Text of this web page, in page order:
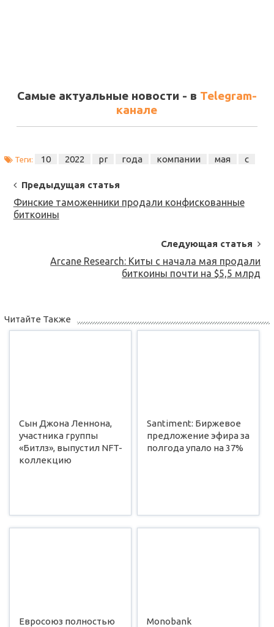
Самые актуальные новости - в Telegram-
канале
Теги: 10 2022 pr года компании мая с
Post
Navigation
Предыдущая статья
Финские таможенники продали конфискованные
биткоины
Следующая статья
Arcane Research: Киты с начала мая продали
биткоины почти на $5,5 млрд
Читайте Также
Сын Джона Леннона,
участника группы
«Битлз», выпустил NFT-
коллекцию
Santiment: Биржевое
предложение эфира за
полгода упало на 37%
Евросоюз полностью
Monobank